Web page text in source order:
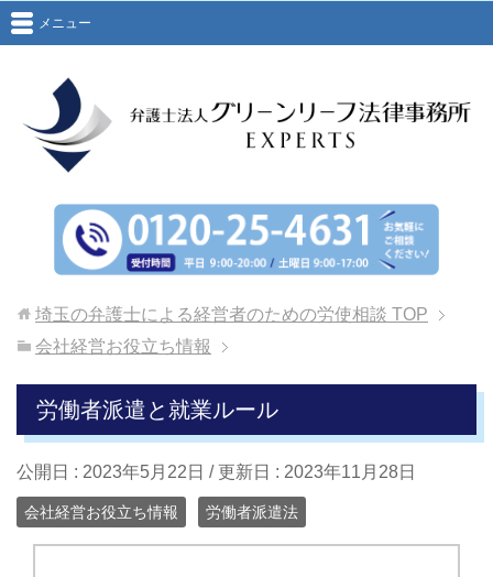
メニュー
埼玉の弁護士による経営者のための労使相談 TOP
会社経営お役立ち情報
労働者派遣と就業ルール
公開日 : 2023年5月22日 / 更新日 : 2023年11月28日
会社経営お役立ち情報 労働者派遣法